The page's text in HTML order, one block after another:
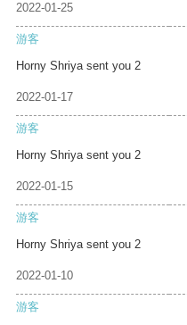
2022-01-25
游客
Horny Shriya sent you 2
2022-01-17
游客
Horny Shriya sent you 2
2022-01-15
游客
Horny Shriya sent you 2
2022-01-10
游客